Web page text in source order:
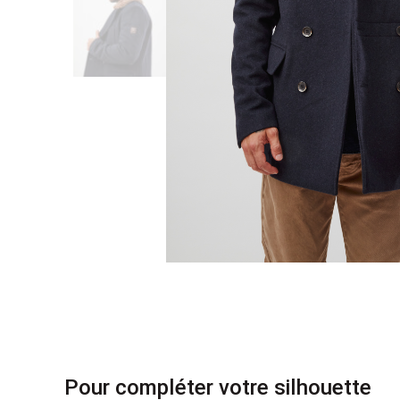
Pour compléter votre silhouette